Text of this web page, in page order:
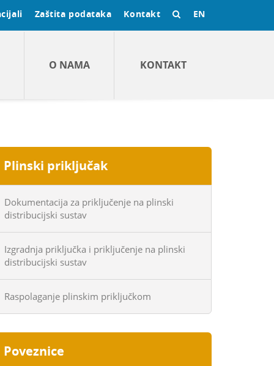
Zaštita podataka Kontakt EN
O NAMA KONTAKT
Plinski priključak
Dokumentacija za priključenje na plinski
distribucijski sustav
Izgradnja priključka i priključenje na plinski
distribucijski sustav
Raspolaganje plinskim priključkom
Poveznice